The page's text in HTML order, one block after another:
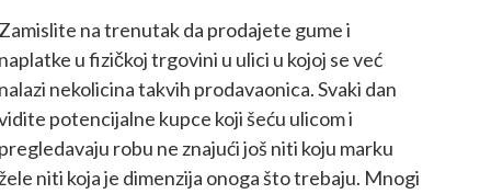
na trenutak da prodajete gume i
u fizičkoj trgovini u ulici u kojoj se već
nekolicina takvih prodavaonica. Svaki dan
potencijalne kupce koji šeću ulicom i
robu ne znajući još niti koju marku
niti koja je dimenzija onoga što trebaju. Mnogi